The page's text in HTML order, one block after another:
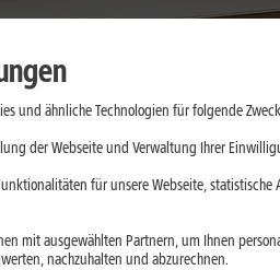
Ausbau schneller Internetnetze
relevant sein, wenn Deine
erfährst:
und ähnliche Technologien für folgende
der Webseite und Verwaltung Ihrer
für unsere Webseite,
mit ausgewählten Partnern, um Ihnen
nachzuhalten und abzurechnen.